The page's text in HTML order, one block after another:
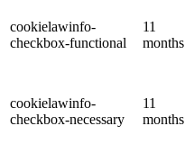
cookielawinfo-
checkbox-functional
11
months
cookielawinfo-
checkbox-necessary
11
months